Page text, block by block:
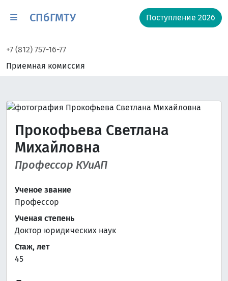
СПбГМТУ Поступление 2026
+7 (812) 757-16-77
Приемная комиссия
Прокофьева Светлана
Михайловна
Профессор КУиАП
Ученое звание
Профессор
Ученая степень
Доктор юридических наук
Стаж, лет
45